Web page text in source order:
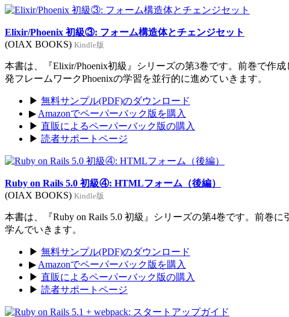
Elixir/Phoenix 初級③: フォーム構造体とチェンジセット
(OIAX BOOKS) Kindle版
本書は、『Elixir/Phoenix初級』シリーズの第3巻です。前巻で作
発フレームワークPhoenixの学習を並行的に進めていきます。
▶ 無料サンプル(PDF)のダウンロード
▶ Amazonでペーパーバック版を購入
▶ 直販によるペーパーバック版の購入
▶ 読者サポートページ
Ruby on Rails 5.0 初級④: HTMLフォーム（後編）
(OIAX BOOKS) Kindle版
本書は、『Ruby on Rails 5.0 初級』シリーズの第4巻です。前巻
学んでいきます。
▶ 無料サンプル(PDF)のダウンロード
▶ Amazonでペーパーバック版を購入
▶ 直販によるペーパーバック版の購入
▶ 読者サポートページ